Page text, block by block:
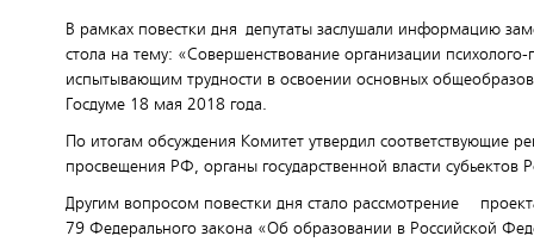
В рамках повестки дня депутаты заслушали информацию
стола на тему: «Совершенствование организации
испытывающим трудности в освоении основных
Госдуме 18 мая 2018 года.
По итогам обсуждения Комитет утвердил соответствующие
просвещения РФ, органы государственной власти субьектов
Другим вопросом повестки дня стало рассмотрение
79 Федерального закона «Об образовании в Российской